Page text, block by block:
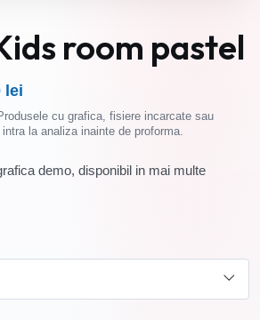
room pastel
lei
cu grafica, fisiere incarcate sau
la analiza inainte de proforma.
demo, disponibil in mai multe